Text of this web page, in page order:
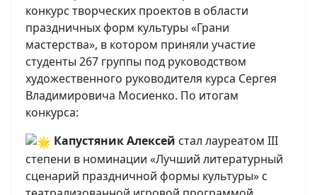
конкурс творческих проектов в области
праздничных форм культуры «Грани
мастерства», в котором приняли участие
студенты 267 группы под руководством
художественного руководителя курса Сергея
Владимировича Мосиенко. По итогам
конкурса:
Капустяник Алексей стал лауреатом III
степени в номинации «Лучший литературный
сценарий праздничной формы культуры» с